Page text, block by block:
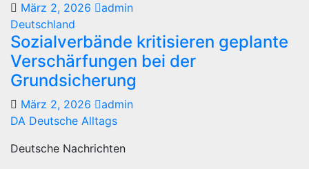
März 2, 2026
admin
Deutschland
Sozialverbände kritisieren geplante
Verschärfungen bei der
Grundsicherung
März 2, 2026
admin
DA Deutsche Alltags
Deutsche Nachrichten